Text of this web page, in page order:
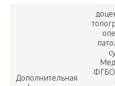
Дополнительная